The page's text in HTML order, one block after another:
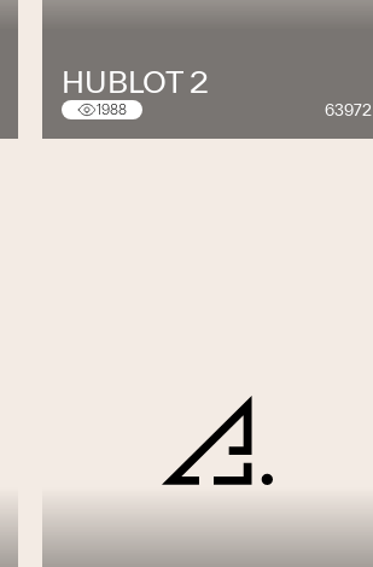
HUBLOT 2
1988 63972